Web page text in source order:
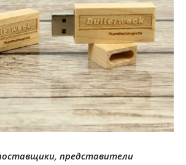
представители